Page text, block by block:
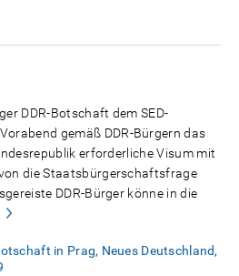
DDR-Botschaft dem SED-
gemäß DDR-Bürgern das
erforderliche Visum mit
die Staatsbürgerschaftsfrage
DDR-Bürger könne in die
in Prag, Neues Deutschland,